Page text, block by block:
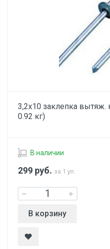
3,2х10 заклепка
0.92 кг)
В наличии
299 руб. за 1 уп.
В корзину